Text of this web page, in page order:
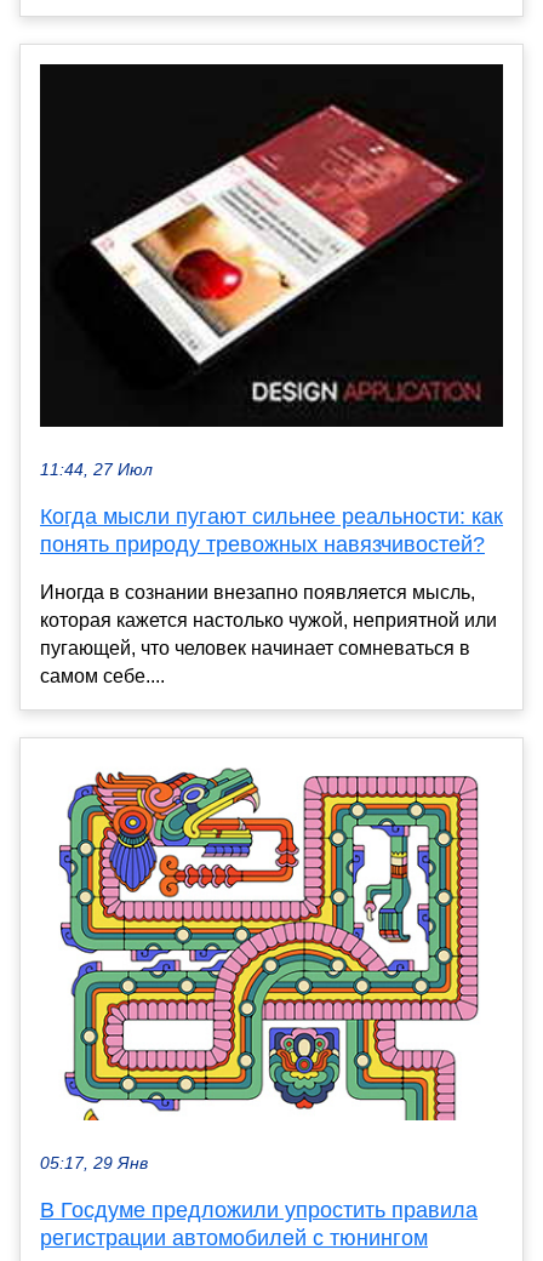
11:44, 27 Июл
Когда мысли пугают сильнее реальности: как
понять природу тревожных навязчивостей?
Иногда в сознании внезапно появляется мысль,
которая кажется настолько чужой, неприятной или
пугающей, что человек начинает сомневаться в
самом себе....
05:17, 29 Янв
В Госдуме предложили упростить правила
регистрации автомобилей с тюнингом